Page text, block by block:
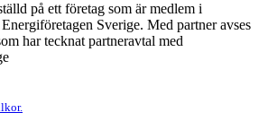
på ett företag som är medlem i
Sverige. Med partner avses
har tecknat partneravtal med